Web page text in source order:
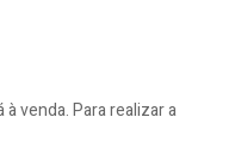
venda. Para realizar a